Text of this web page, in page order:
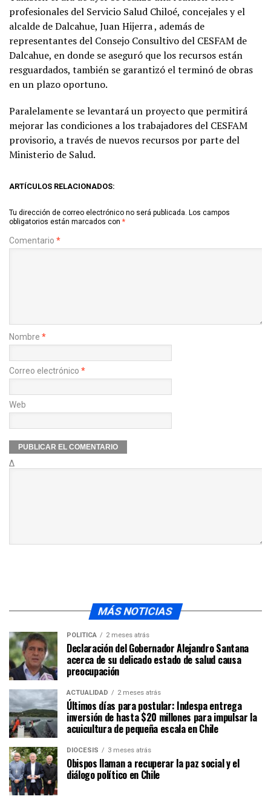
profesionales del Servicio Salud Chiloé, concejales y el
alcalde de Dalcahue, Juan Hijerra , además de
representantes del Consejo Consultivo del CESFAM de
Dalcahue, en donde se aseguró que los recursos están
resguardados, también se garantizó el terminó de obras
en un plazo oportuno.
Paralelamente se levantará un proyecto que permitirá
mejorar las condiciones a los trabajadores del CESFAM
provisorio, a través de nuevos recursos por parte del
Ministerio de Salud.
ARTÍCULOS RELACIONADOS:
Tu dirección de correo electrónico no será publicada. Los campos
obligatorios están marcados con *
Comentario *
Nombre *
Correo electrónico *
Web
Δ
MÁS NOTICIAS
POLÍTICA 2 meses atrás
Declaración del Gobernador Alejandro Santana
acerca de su delicado estado de salud causa
preocupación
ACTUALIDAD 2 meses atrás
Últimos días para postular: Indespa entrega
inversión de hasta $20 millones para impulsar la
acuicultura de pequeña escala en Chile
DIÓCESIS 3 meses atrás
Obispos llaman a recuperar la paz social y el
diálogo político en Chile